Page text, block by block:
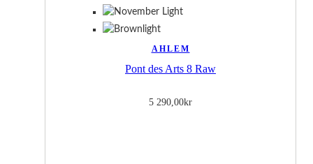
AHLEM
Pont des Arts 8 Raw
5 290,00kr